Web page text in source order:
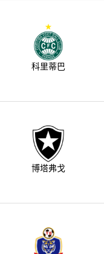
科里蒂巴
博塔弗戈